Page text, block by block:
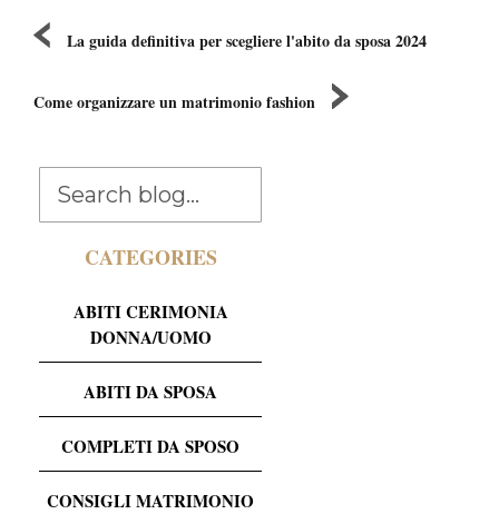
La guida definitiva per scegliere l'abito da sposa 2024
Come organizzare un matrimonio fashion
CATEGORIES
ABITI CERIMONIA
DONNA/UOMO
ABITI DA SPOSA
COMPLETI DA SPOSO
CONSIGLI MATRIMONIO